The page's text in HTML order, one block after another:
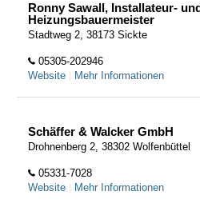
Ronny Sawall, Installateur-
Heizungsbauermeister
Stadtweg 2, 38173 Sickte
05305-202946
Website
Mehr Informationen
Schäffer & Walcker GmbH
Drohnenberg 2, 38302 Wolfenbüttel
05331-7028
Website
Mehr Informationen